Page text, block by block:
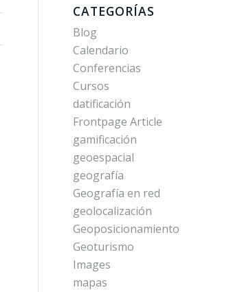
CATEGORÍAS
Blog
Calendario
Conferencias
Cursos
datificación
Frontpage Article
gamificación
geoespacial
geografía
Geografía en red
geolocalización
Geoposicionamiento
Geoturismo
Images
mapas